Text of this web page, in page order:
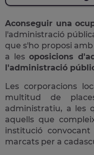
Aconseguir una
l'administració
que s'ho proposi
a les oposicions
l'administració
Les corporacions
multitud de
administratiu, a les
aquells que
institució
marcats per a